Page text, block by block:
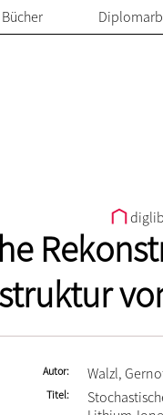
Bücher
Autor Walzl,
Titel